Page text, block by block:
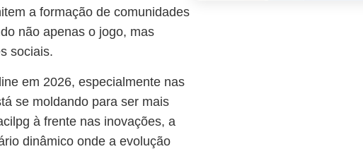
a formação de comunidades
não apenas o jogo, mas
sociais.
em 2026, especialmente nas
se moldando para ser mais
à frente nas inovações, a
dinâmico onde a evolução